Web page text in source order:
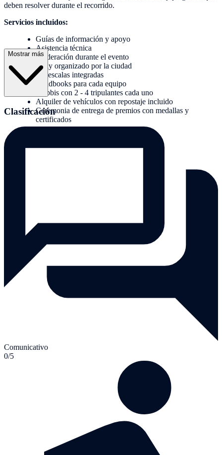
deben resolver durante el recorrido.
Servicios incluidos:
Guías de información y apoyo
Asistencia técnica
Moderación durante el evento
Rally organizado por la ciudad
2-3 escalas integradas
Roadbooks para cada equipo
Trabbis con 2 - 4 tripulantes cada uno
Alquiler de vehículos con repostaje incluido
Ceremonia de entrega de premios con medallas y
certificados
Mostrar más
Clasificación
Comunicativo
0/5